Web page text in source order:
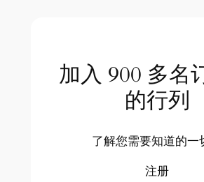
加入 900 多名
的行列
了解您需要知道的一
注册